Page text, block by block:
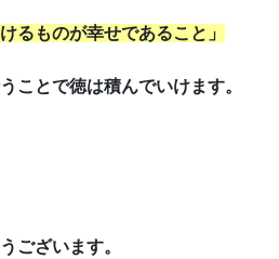
るものが幸せであること」
ことで徳は積んでいけます。
ございます。